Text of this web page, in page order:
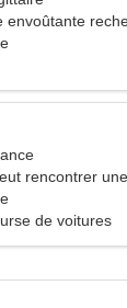
envoûtante
rencontrer
de voitures